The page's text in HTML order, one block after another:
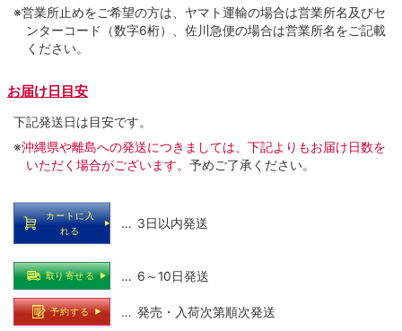
※営業所止めをご希望の方は、ヤマト運輸の場合は営業所名及びセ
ンターコード（数字6桁）、佐川急便の場合は営業所名をご記載
ください。
お届け日目安
下記発送日は目安です。
※沖縄県や離島への発送につきましては、下記よりもお届け日数を
いただく場合がございます。 予めご了承ください。
カートに入
れる
… 3日以内発送
取り寄せる … 6～10日発送
予約する … 発売・入荷次第順次発送